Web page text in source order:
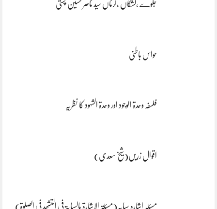
جلوے ،لشکاں ،کرناں سید ناصر حسین چشتی
حواس باطنی
فلسفہ وحدۃ الوجود اور وحدۃ الشہود کا نظریہ
اقوال زریں(شیخ سعدی)
مسئلہ اشارہ سبابہ(مسئلۃ الاشارۃ بالسبابۃ فی التشھد فی الصلوۃ)